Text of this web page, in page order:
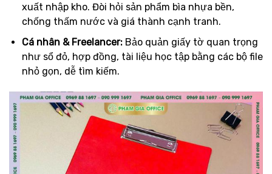
xuất nhập kho. Đòi hỏi sản phẩm bìa nhựa bền,
chống thấm nước và giá thành cạnh tranh.
Cá nhân & Freelancer:Bảo quản giấy tờ quan trọng
như sổ đỏ, hợp đồng, tài liệu học tập bằng các bộ file
nhỏ gọn, dễ tìm kiếm.